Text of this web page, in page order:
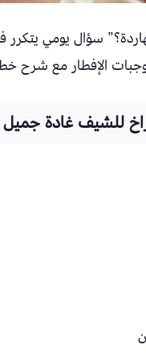
سؤال يومي
الإفطار مع شرح
للشيف غادة جميل